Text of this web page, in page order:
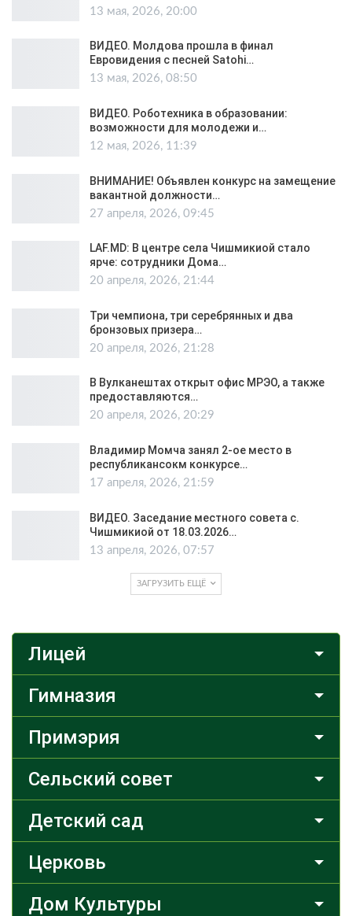
13 мая, 2026, 20:00
ВИДЕО. Молдова прошла в финал
Евровидения с песней Satohi…
13 мая, 2026, 08:50
ВИДЕО. Роботехника в образовании:
возможности для молодежи и…
12 мая, 2026, 11:39
ВНИМАНИЕ! Объявлен конкурс на замещение
вакантной должности…
27 апреля, 2026, 09:45
LAF.MD: В центре села Чишмикиой стало
ярче: сотрудники Дома…
20 апреля, 2026, 21:44
Три чемпиона, три серебрянных и два
бронзовых призера…
20 апреля, 2026, 21:28
В Вулканештах открыт офис МРЭО, а также
предоставляются…
20 апреля, 2026, 20:29
Владимир Момча занял 2-ое место в
республикансокм конкурсе…
17 апреля, 2026, 21:59
ВИДЕО. Заседание местного совета с.
Чишмикиой от 18.03.2026…
13 апреля, 2026, 07:57
ЗАГРУЗИТЬ ЕЩЁ
Лицей
Гимназия
Примэрия
Сельский совет
Детский сад
Церковь
Дом Культуры